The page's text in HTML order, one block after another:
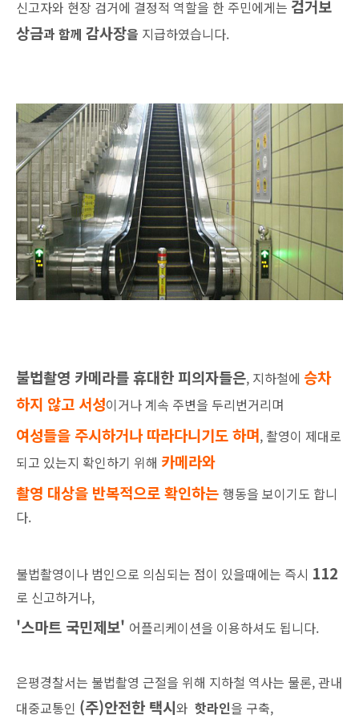
신고자와 현장 검거에 결정적 역할을 한 주민에게는 검거보
상금과 함께 감사장을 지급하였습니다.
불법촬영 카메라를 휴대한 피의자들은, 지하철에 승차
하지 않고 서성이거나 계속 주변을 두리번거리며
여성들을 주시하거나 따라다니기도 하며, 촬영이 제대로
되고 있는지 확인하기 위해 카메라와
촬영 대상을 반복적으로 확인하는 행동을 보이기도 합니
다.
불법촬영이나 범인으로 의심되는 점이 있을때에는 즉시 112
로 신고하거나,
'스마트 국민제보' 어플리케이션을 이용하셔도 됩니다.
은평경찰서는 불법촬영 근절을 위해 지하철 역사는 물론, 관내
대중교통인 (주)안전한 택시와 핫라인을 구축,